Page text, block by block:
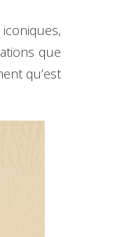
que
qu’est